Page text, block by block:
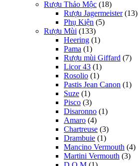
Rượu Thảo Mộc (18)
Rượu Jagermeister (13)
Phụ Kiện (5)
Rượu Mùi (133)
Heering (1)
Pama (1)
Rượu mùi Giffard (7)
Licor 43 (1)
Rosolio (1)
Pastis Jean Canon (1)
Suze (1)
Pisco (3)
Disaronno (1)
Amaro (4)
Chartreuse (3)
Drambuie (1)
Mancino Vermouth (4)
Martini Vermouth (3)